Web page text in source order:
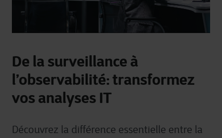
De la surveillance à
l’observabilité: transformez
vos analyses IT
Découvrez la différence essentielle entre la